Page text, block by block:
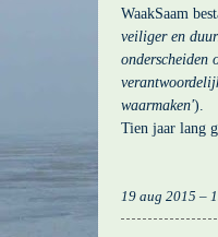
WaakSaam
veiliger en
onderscheiden
waarmaken').
Tien jaar lang
19 aug 2015 –